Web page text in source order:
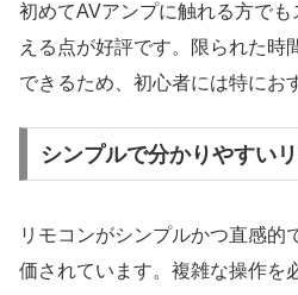
初めてAVアンプに触れる方で
える点が好評です。限られた時
できるため、初心者には特にお
シンプルで分かりやすい
リモコンがシンプルかつ直感的
価されています。複雑な操作を